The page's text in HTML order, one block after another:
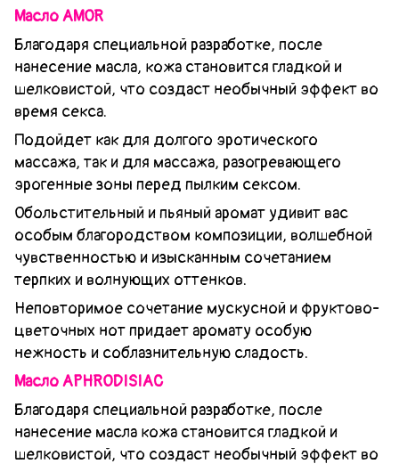
Масло AMOR
Благодаря специальной разработке, после
нанесение масла, кожа становится гладкой и
шелковистой, что создаст необычный эффект во
время секса.
Подойдет как для долгого эротического
массажа, так и для массажа, разогревающего
эрогенные зоны перед пылким сексом.
Обольстительный и пьяный аромат удивит вас
особым благородством композиции, волшебной
чувственностью и изысканным сочетанием
терпких и волнующих оттенков.
Неповторимое сочетание мускусной и фруктово-
цветочных нот придает аромату особую
нежность и соблазнительную сладость.
Масло APHRODISIAC
Благодаря специальной разработке, после
нанесение масла кожа становится гладкой и
шелковистой, что создаст необычный эффект во